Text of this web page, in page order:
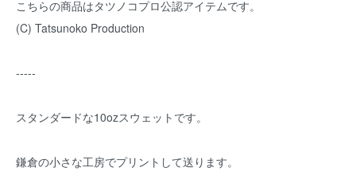
こちらの商品はタツノコプロ公認アイテムです。
(C) Tatsunoko Production
-----
スタンダードな10ozスウェットです。
鎌倉の小さな工房でプリントして送ります。